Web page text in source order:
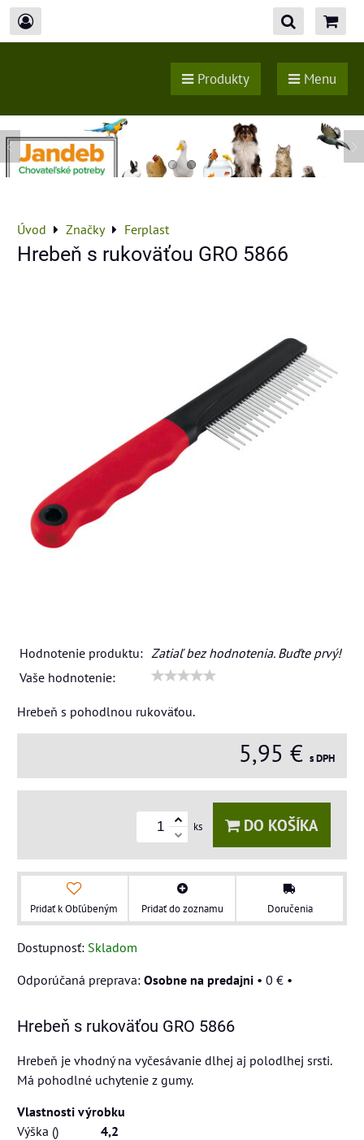
Produkty Menu
Úvod Značky Ferplast
Hrebeň s rukoväťou GRO 5866
Hodnotenie produktu: Zatiaľ bez hodnotenia. Buďte prvý!
Vaše hodnotenie:
Hrebeň s pohodlnou rukoväťou.
5,95 € s DPH
ks DO KOŠÍKA
Pridať k Obľúbeným Pridať do zoznamu Doručenia
Dostupnosť: Skladom
Osobne na predajni • 0 € •
Hrebeň s rukoväťou GRO 5866
Hrebeň je vhodný na vyčesávanie dlhej aj polodlhej srsti.
Má pohodlné uchytenie z gumy.
Vlastnosti výrobku
Výška () 4,2